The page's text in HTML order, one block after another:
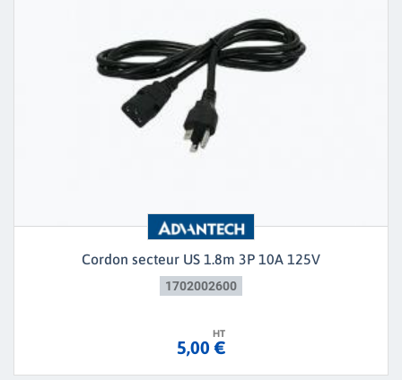
Cordon secteur US 1.8m 3P 10A 125V
1702002600
HT
5,00 €